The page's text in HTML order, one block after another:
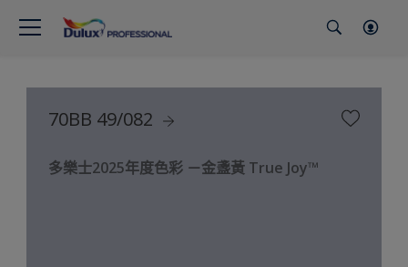
70BB 49/082
多樂士2025年度色彩 －金盞黃 True Joy™